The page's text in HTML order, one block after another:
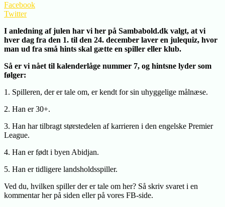
Facebook
Twitter
I anledning af julen har vi her på Sambabold.dk valgt, at vi
hver dag fra den 1. til den 24. december laver en julequiz, hvor
man ud fra små hints skal gætte en spiller eller klub.
Så er vi nået til kalenderlåge nummer 7, og hintsne lyder som
følger:
1. Spilleren, der er tale om, er kendt for sin uhyggelige målnæse.
2. Han er 30+.
3. Han har tilbragt størstedelen af karrieren i den engelske Premier
League.
4. Han er født i byen Abidjan.
5. Han er tidligere landsholdsspiller.
Ved du, hvilken spiller der er tale om her? Så skriv svaret i en
kommentar her på siden eller på vores FB-side.